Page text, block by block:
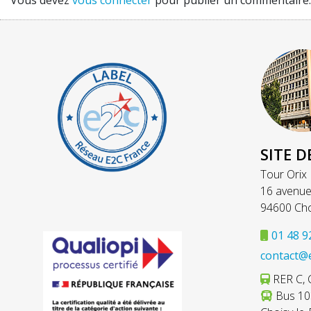
SITE
Tour Orix
16
94600
01 48
RER C,
Bus